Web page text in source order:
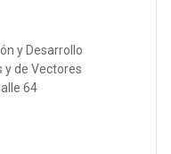
y Desarrollo
y de Vectores
64